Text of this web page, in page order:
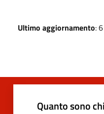
Ultimo aggiornamento:
Quanto sono